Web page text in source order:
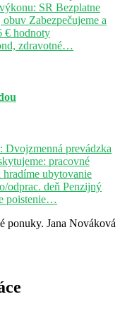
SR Bezplatne
Zabezpečujeme a
€ hodnoty
zdravotné…
Dvojzmenná prevádzka
pracovné
hradíme ubytovanie
odprac. deň Penzijný
poistenie…
ponuky. Jana Nováková